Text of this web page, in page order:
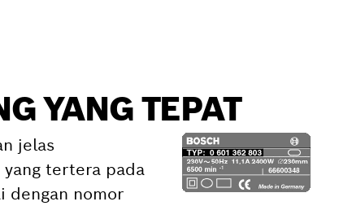
YANG TEPAT
jelas
tertera pada
dengan nomor